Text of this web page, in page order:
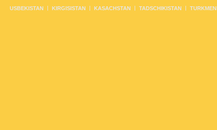
USBEKISTAN KIRGISISTAN KASACHSTAN TADSCHIKISTAN